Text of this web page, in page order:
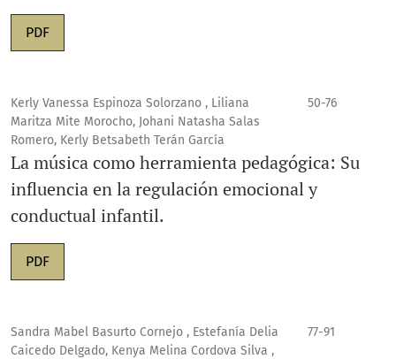
PDF
Kerly Vanessa Espinoza Solorzano , Liliana
Maritza Mite Morocho, Johani Natasha Salas
Romero, Kerly Betsabeth Terán García
50-76
La música como herramienta pedagógica: Su
influencia en la regulación emocional y
conductual infantil.
PDF
Sandra Mabel Basurto Cornejo , Estefanía Delia
Caicedo Delgado, Kenya Melina Cordova Silva ,
77-91